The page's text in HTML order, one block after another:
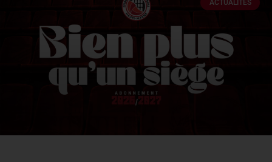
ACTUALITÉS